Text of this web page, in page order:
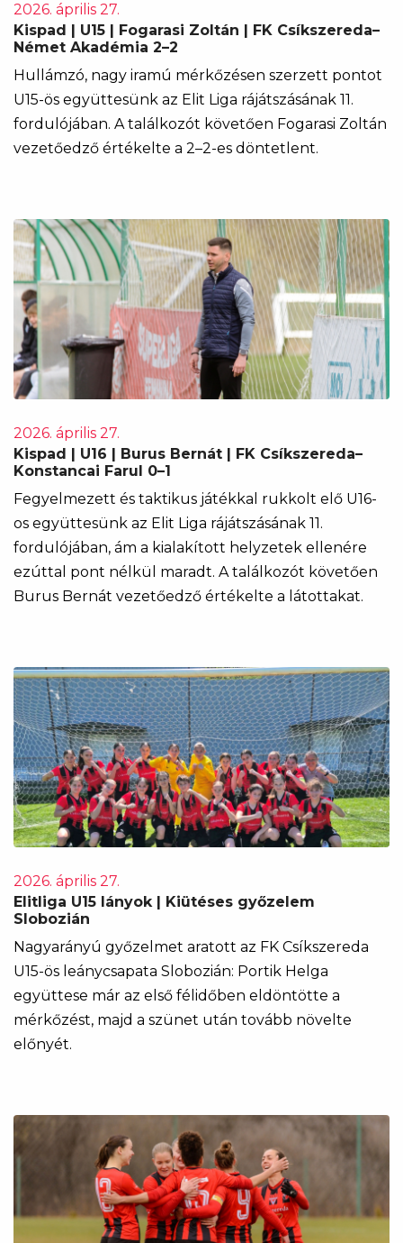
2026. április 27.
Kispad | U15 | Fogarasi Zoltán | FK Csíkszereda–
Német Akadémia 2–2
Hullámzó, nagy iramú mérkőzésen szerzett pontot
U15-ös együttesünk az Elit Liga rájátszásának 11.
fordulójában. A találkozót követően Fogarasi Zoltán
vezetőedző értékelte a 2–2-es döntetlent.
2026. április 27.
Kispad | U16 | Burus Bernát | FK Csíkszereda–
Konstancai Farul 0–1
Fegyelmezett és taktikus játékkal rukkolt elő U16-
os együttesünk az Elit Liga rájátszásának 11.
fordulójában, ám a kialakított helyzetek ellenére
ezúttal pont nélkül maradt. A találkozót követően
Burus Bernát vezetőedző értékelte a látottakat.
2026. április 27.
Elitliga U15 lányok | Kiütéses győzelem
Slobozián
Nagyarányú győzelmet aratott az FK Csíkszereda
U15-ös leánycsapata Slobozián: Portik Helga
együttese már az első félidőben eldöntötte a
mérkőzést, majd a szünet után tovább növelte
előnyét.